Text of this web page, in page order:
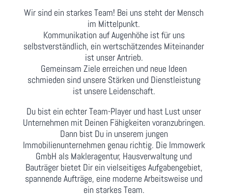
Wir sind ein starkes Team! Bei uns steht der Mensch
im Mittelpunkt.
Kommunikation auf Augenhöhe ist für uns
selbstverständlich, ein wertschätzendes Miteinander
ist unser Antrieb.
Gemeinsam Ziele erreichen und neue Ideen
schmieden sind unsere Stärken und Dienstleistung
ist unsere Leidenschaft.
Du bist ein echter Team-Player und hast Lust unser
Unternehmen mit Deinen Fähigkeiten voranzubringen.
Dann bist Du in unserem jungen
Immobilienunternehmen genau richtig. Die Immowerk
GmbH als Makleragentur, Hausverwaltung und
Bauträger bietet Dir ein vielseitiges Aufgabengebiet,
spannende Aufträge, eine moderne Arbeitsweise und
ein starkes Team.